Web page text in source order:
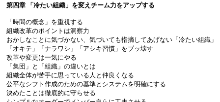
第四章 「冷たい組織」を変えチーム力をアップする
「時間の概念」を重視する
組織改革のポイントは洞察力
おかしなことに気づかない、気づいても指摘してあげない「冷たい組織」
「オキテ」「ナラワシ」「アシキ習慣」をブッ壊す
改革や変更は一気にやる
「集団」と「組織」の違いとは
組織全体が苦手に思っている人と仲良くなる
公平なシフト作成のための基準とシステムを明確にする
決めたことは徹底的に守らせる